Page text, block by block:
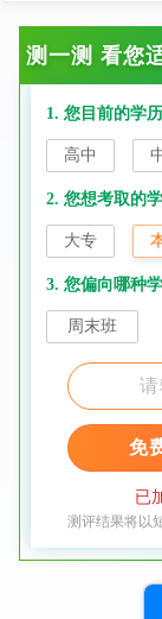
测一测 看您
1. 您目前的学
高中
2. 您想考取的
大专
3. 您偏向哪种
周末班
免
已
测评结果将以